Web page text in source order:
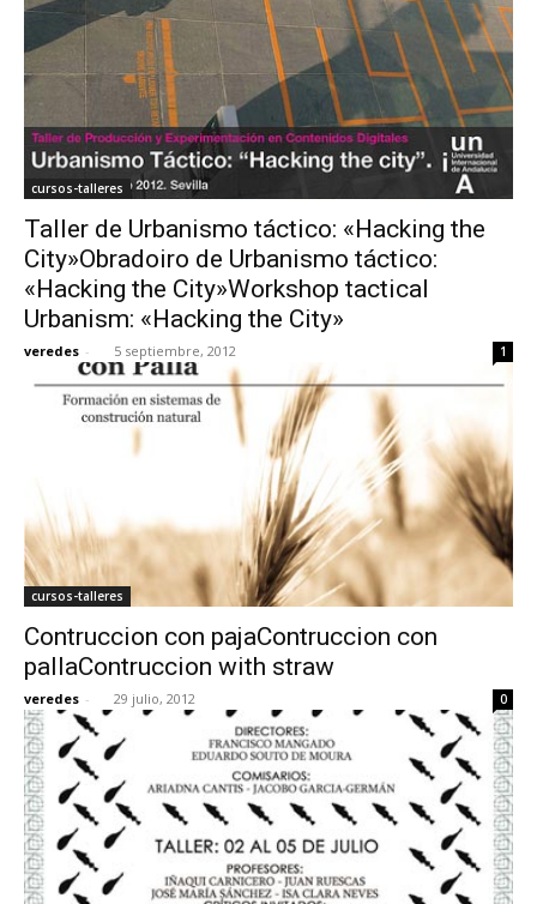
cursos-talleres
Taller de Urbanismo táctico: «Hacking the
City»Obradoiro de Urbanismo táctico:
«Hacking the City»Workshop tactical
Urbanism: «Hacking the City»
veredes - 5 septiembre, 2012 1
cursos-talleres
Contruccion con pajaContruccion con
pallaContruccion with straw
veredes - 29 julio, 2012 0